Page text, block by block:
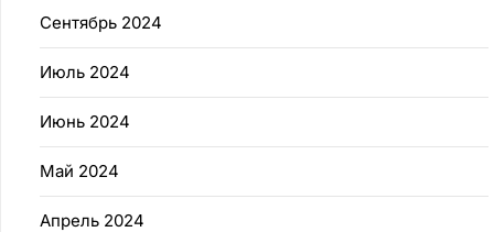
Сентябрь 2024
Июль 2024
Июнь 2024
Май 2024
Апрель 2024